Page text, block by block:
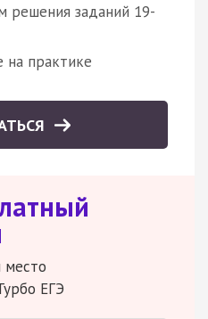
решения заданий 19-
на практике
место
ЕГЭ